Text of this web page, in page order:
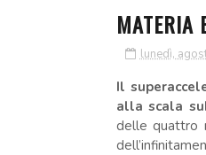
MATERIA
lunedì,
Il
alla scala
delle quattro